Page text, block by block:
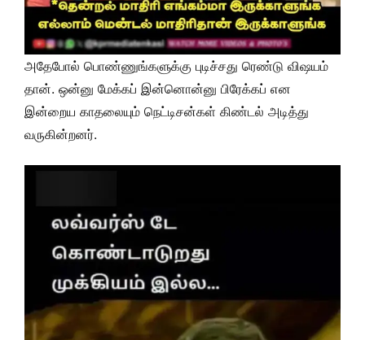
அதேபோல் பொண்ணுங்களுக்கு புடிச்சது ரெண்டு விஷயம்
தான். ஒன்னு மேக்கப் இன்னொன்னு பிரேக்கப் என
இன்றைய காதலையும் நெட்டிசன்கள் கிண்டல் அடித்து
வருகின்றனர்.